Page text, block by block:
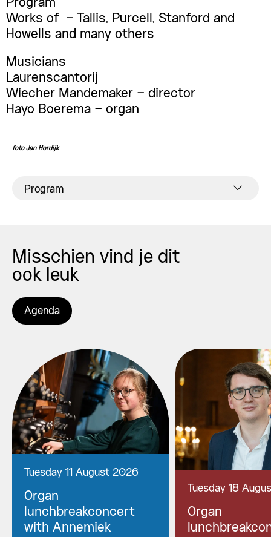
Program
Works of – Tallis, Purcell, Stanford and
Howells and many others
Musicians
Laurenscantorij
Wiecher Mandemaker – director
Hayo Boerema – organ
foto Jan Hordijk
Program
Misschien vind je dit
ook leuk
Agenda
Tuesday 11 August 2026
Organ
lunchbreakconcert
with Annemiek
Tuesday 18
Organ